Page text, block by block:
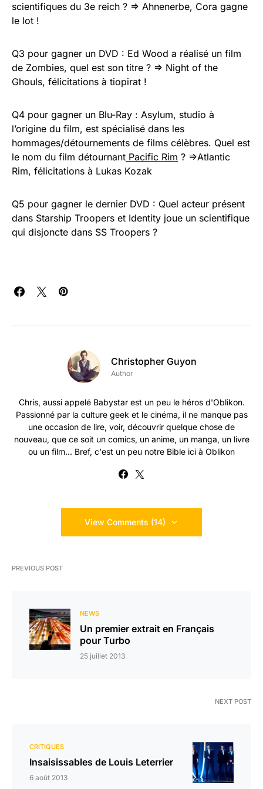
scientifiques du 3e reich ? => Ahnenerbe, Cora gagne
le lot !
Q3 pour gagner un DVD : Ed Wood a réalisé un film
de Zombies, quel est son titre ? => Night of the
Ghouls, félicitations à tiopirat !
Q4 pour gagner un Blu-Ray : Asylum, studio à
l’origine du film, est spécialisé dans les
hommages/détournements de films célèbres. Quel est
le nom du film détournant Pacific Rim ? =>Atlantic
Rim, félicitations à Lukas Kozak
Q5 pour gagner le dernier DVD : Quel acteur présent
dans Starship Troopers et Identity joue un scientifique
qui disjoncte dans SS Troopers ?
Christopher Guyon
Author
Chris, aussi appelé Babystar est un peu le héros d'Oblikon.
Passionné par la culture geek et le cinéma, il ne manque pas
une occasion de lire, voir, découvrir quelque chose de
nouveau, que ce soit un comics, un anime, un manga, un livre
ou un film... Bref, c'est un peu notre Bible ici à Oblikon
View Comments (14)
PREVIOUS POST
NEWS
Un premier extrait en Français
pour Turbo
25 juillet 2013
NEXT POST
CRITIQUES
Insaisissables de Louis Leterrier
6 août 2013